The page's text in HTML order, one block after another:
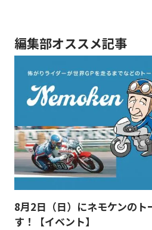
編集部オススメ記事
8月2日（日）にネモケンのト
す！【イベント】